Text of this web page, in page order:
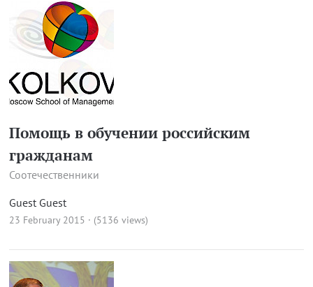
Помощь в обучении российским
гражданам
Соотечественники
Guest Guest
23 February 2015 · (5136 views)